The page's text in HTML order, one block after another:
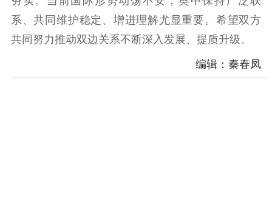
社会宣传
系、共同维护稳定、增进理解尤显重要。希望双方
共同努力推动双边关系不断深入发展、提质升级。
编辑：秦春凤